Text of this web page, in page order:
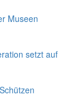
Museen
setzt auf